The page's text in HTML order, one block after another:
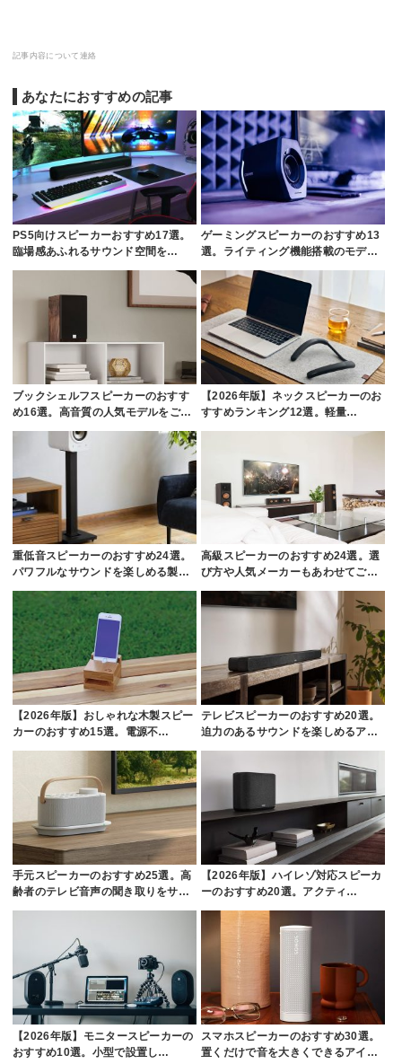
記事内容について連絡
あなたにおすすめの記事
PS5向けスピーカーおすすめ17選。
臨場感あふれるサウンド空間を…
ゲーミングスピーカーのおすすめ13
選。ライティング機能搭載のモデ…
ブックシェルフスピーカーのおすす
め16選。高音質の人気モデルをご…
【2026年版】ネックスピーカーのお
すすめランキング12選。軽量…
重低音スピーカーのおすすめ24選。
パワフルなサウンドを楽しめる製…
高級スピーカーのおすすめ24選。選
び方や人気メーカーもあわせてご…
【2026年版】おしゃれな木製スピー
カーのおすすめ15選。電源不…
テレビスピーカーのおすすめ20選。
迫力のあるサウンドを楽しめるア…
手元スピーカーのおすすめ25選。高
齢者のテレビ音声の聞き取りをサ…
【2026年版】ハイレゾ対応スピーカ
ーのおすすめ20選。アクティ…
【2026年版】モニタースピーカーの
おすすめ10選。小型で設置し…
スマホスピーカーのおすすめ30選。
置くだけで音を大きくできるアイ…